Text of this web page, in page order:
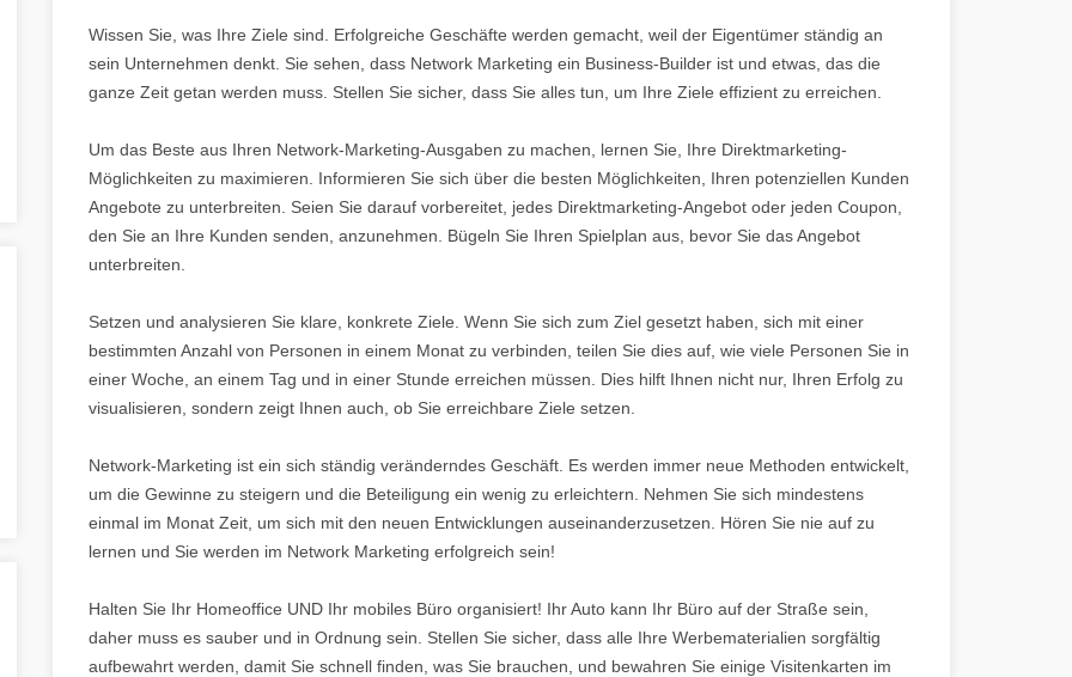
Wissen Sie, was Ihre Ziele sind. Erfolgreiche Geschäfte werden gemacht, weil der Eigentümer ständig an
sein Unternehmen denkt. Sie sehen, dass Network Marketing ein Business-Builder ist und etwas, das die
ganze Zeit getan werden muss. Stellen Sie sicher, dass Sie alles tun, um Ihre Ziele effizient zu erreichen.
Um das Beste aus Ihren Network-Marketing-Ausgaben zu machen, lernen Sie, Ihre Direktmarketing-
Möglichkeiten zu maximieren. Informieren Sie sich über die besten Möglichkeiten, Ihren potenziellen Kunden
Angebote zu unterbreiten. Seien Sie darauf vorbereitet, jedes Direktmarketing-Angebot oder jeden Coupon,
den Sie an Ihre Kunden senden, anzunehmen. Bügeln Sie Ihren Spielplan aus, bevor Sie das Angebot
unterbreiten.
Setzen und analysieren Sie klare, konkrete Ziele. Wenn Sie sich zum Ziel gesetzt haben, sich mit einer
bestimmten Anzahl von Personen in einem Monat zu verbinden, teilen Sie dies auf, wie viele Personen Sie in
einer Woche, an einem Tag und in einer Stunde erreichen müssen. Dies hilft Ihnen nicht nur, Ihren Erfolg zu
visualisieren, sondern zeigt Ihnen auch, ob Sie erreichbare Ziele setzen.
Network-Marketing ist ein sich ständig veränderndes Geschäft. Es werden immer neue Methoden entwickelt,
um die Gewinne zu steigern und die Beteiligung ein wenig zu erleichtern. Nehmen Sie sich mindestens
einmal im Monat Zeit, um sich mit den neuen Entwicklungen auseinanderzusetzen. Hören Sie nie auf zu
lernen und Sie werden im Network Marketing erfolgreich sein!
Halten Sie Ihr Homeoffice UND Ihr mobiles Büro organisiert! Ihr Auto kann Ihr Büro auf der Straße sein,
daher muss es sauber und in Ordnung sein. Stellen Sie sicher, dass alle Ihre Werbematerialien sorgfältig
aufbewahrt werden, damit Sie schnell finden, was Sie brauchen, und bewahren Sie einige Visitenkarten im